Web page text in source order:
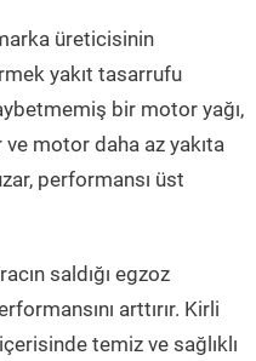
üreticisinin
yakıt tasarrufu
bir motor yağı,
motor daha az yakıta
performansı üst
saldığı egzoz
arttırır. Kirli
temiz ve sağlıklı